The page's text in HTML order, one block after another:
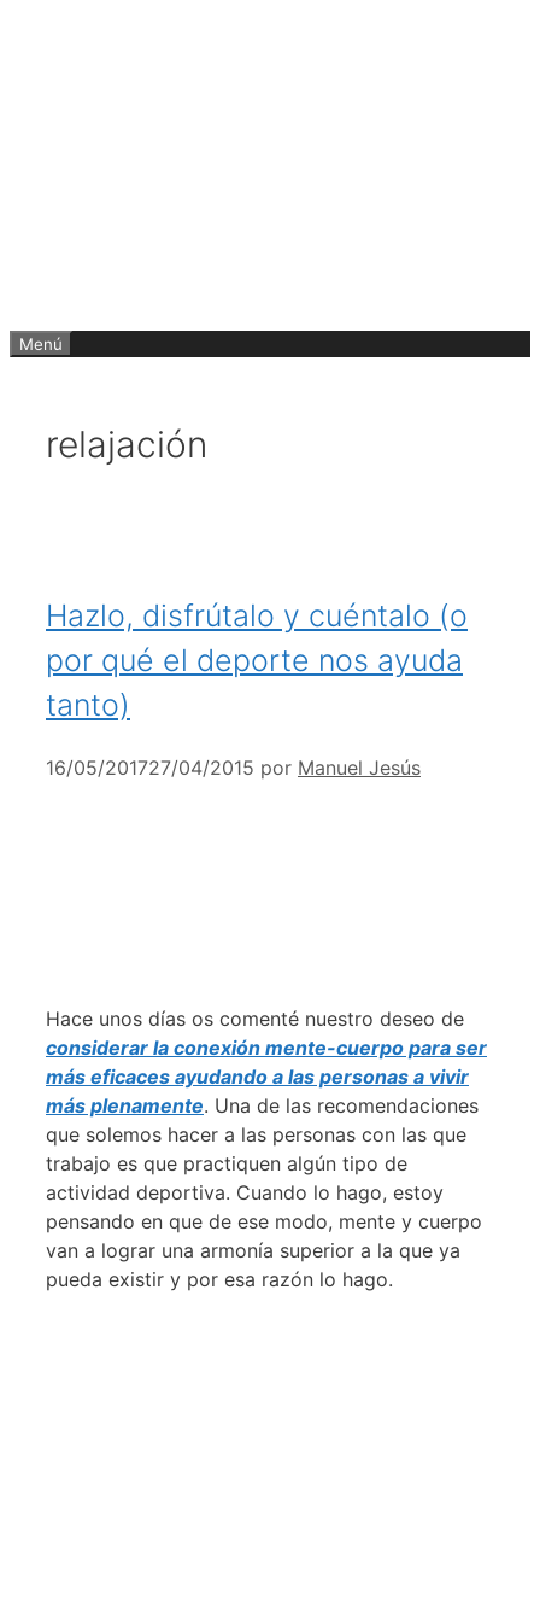
Menú
relajación
Hazlo, disfrútalo y cuéntalo (o
por qué el deporte nos ayuda
tanto)
16/05/201727/04/2015 por Manuel Jesús
Hace unos días os comenté nuestro deseo de
considerar la conexión mente-cuerpo para ser
más eficaces ayudando a las personas a vivir
más plenamente. Una de las recomendaciones
que solemos hacer a las personas con las que
trabajo es que practiquen algún tipo de
actividad deportiva. Cuando lo hago, estoy
pensando en que de ese modo, mente y cuerpo
van a lograr una armonía superior a la que ya
pueda existir y por esa razón lo hago.